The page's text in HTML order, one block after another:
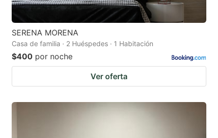
SERENA MORENA
Casa de familia · 2 Huéspedes · 1 Habitación
$400 por noche
Ver oferta